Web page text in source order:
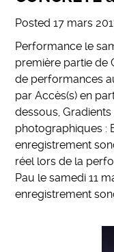
Posted17 mars
Performance le
première partie de
de performances
par Accès(s) en
dessous,
photographiques :
enregistrement
réel lors de la
Pau le samedi 11
enregistrement